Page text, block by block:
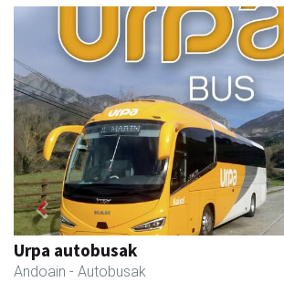
Urpa autobusak
Andoain - Autobusak
Previous